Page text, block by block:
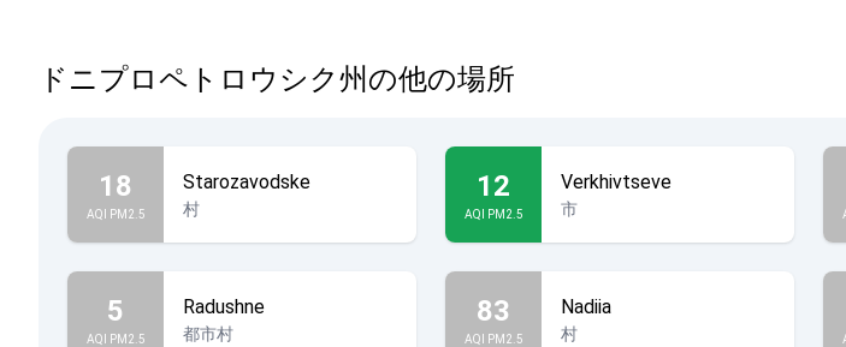
ドニプロペトロウシク州の他の場所
18
AQI PM2.5
Starozavodske
村
12
AQI PM2.5
Verkhivtseve
市
5
AQI PM2.5
Radushne
都市村
83
AQI PM2.5
Nadiia
村